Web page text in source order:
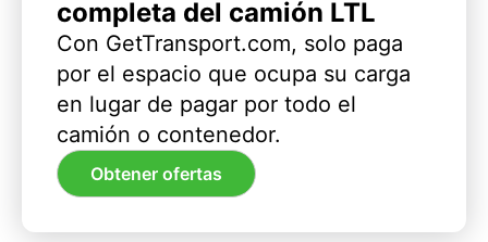
completa del camión LTL
Con GetTransport.com, solo paga
por el espacio que ocupa su carga
en lugar de pagar por todo el
camión o contenedor.
Obtener ofertas